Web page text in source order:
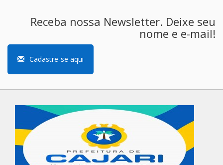
Receba nossa Newsletter. Deixe seu
nome e e-mail!
Cadastre-se aqui